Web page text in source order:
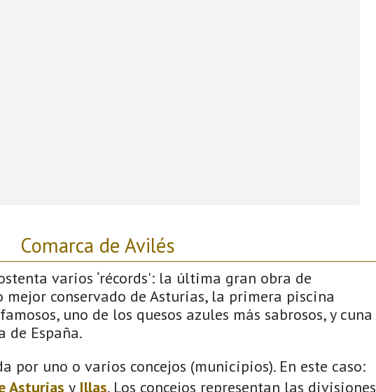
Comarca de Avilés
varios ‘récords': la última gran obra de
mejor conservado de Asturias, la primera piscina
uno de los quesos azules más sabrosos, y cuna
de España.
por uno o varios concejos (municipios). En este caso:
Asturias y Illas. Los concejos representan las divisiones